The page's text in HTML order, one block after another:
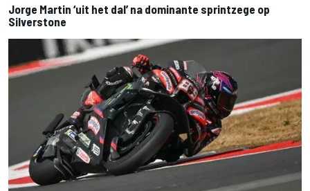
Jorge Martin ‘uit het dal’ na dominante sprintzege op
Silverstone